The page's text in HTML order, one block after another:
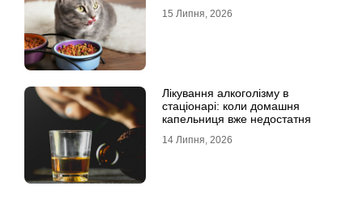
15 Липня, 2026
Лікування алкоголізму в
стаціонарі: коли домашня
капельниця вже недостатня
14 Липня, 2026